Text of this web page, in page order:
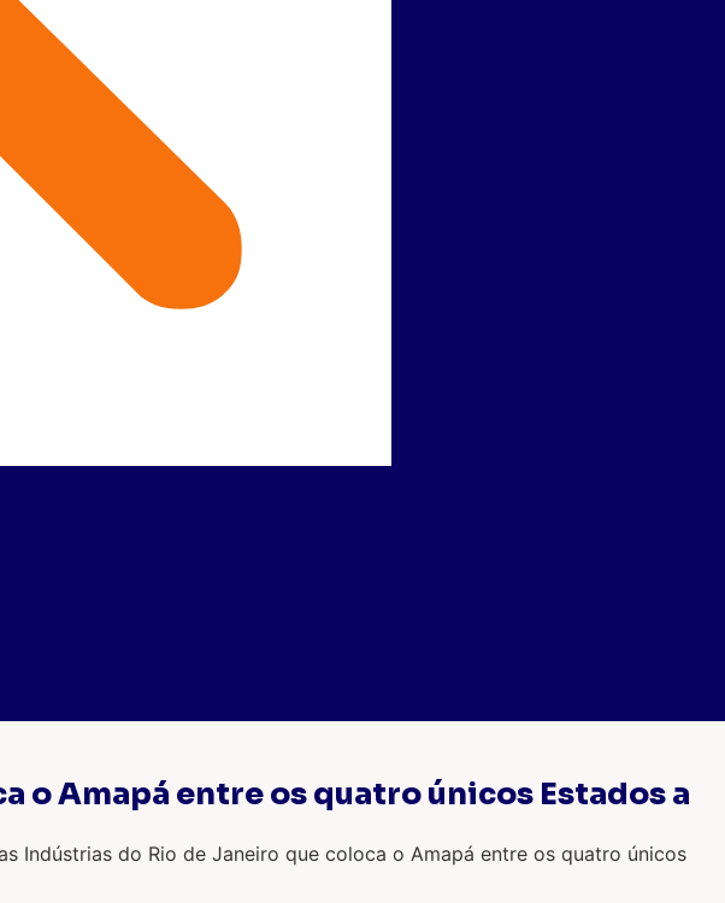
o Amapá entre os quatro únicos Estados a
Indústrias do Rio de Janeiro que coloca o Amapá entre os quatro únicos